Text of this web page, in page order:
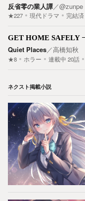
反省零の業人譚／@zunpe
★227 現代ドラマ 完結済
GET HOME SAFELY
Quiet Places／高橋知秋
★8 ホラー 連載中 20話
ネクスト掲載小説